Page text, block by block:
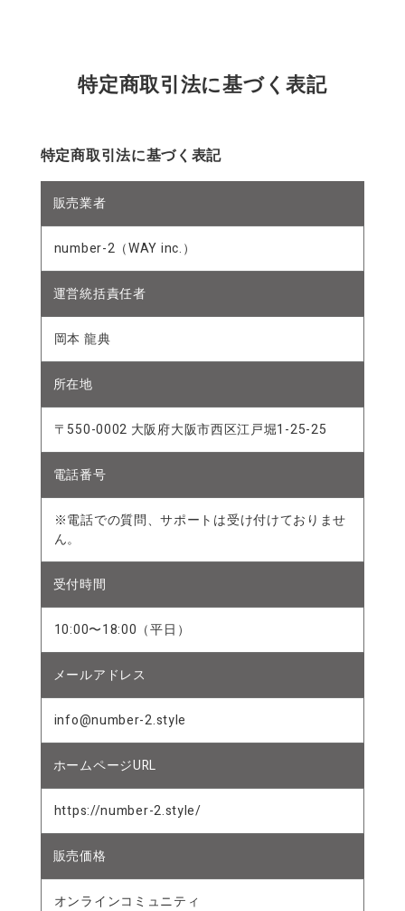
特定商取引法に基づく表記
特定商取引法に基づく表記
販売業者
number-2（WAY inc.）
運営統括責任者
岡本 龍典
所在地
〒550-0002 大阪府大阪市西区江戸堀1-25-25
電話番号
※電話での質問、サポートは受け付けておりませ
ん。
受付時間
10:00〜18:00（平日）
メールアドレス
info@number-2.style
ホームページURL
https://number-2.style/
販売価格
オンラインコミュニティ